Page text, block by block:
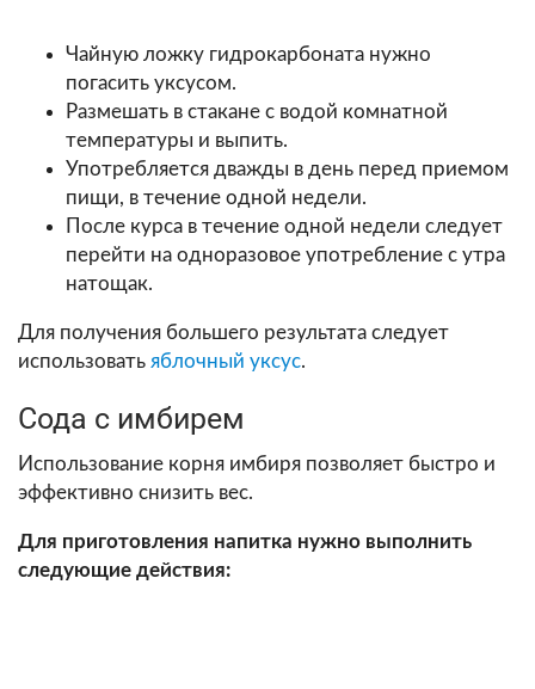
Чайную ложку гидрокарбоната нужно
погасить уксусом.
Размешать в стакане с водой комнатной
температуры и выпить.
Употребляется дважды в день перед приемом
пищи, в течение одной недели.
После курса в течение одной недели следует
перейти на одноразовое употребление с утра
натощак.
Для получения большего результата следует
использовать яблочный уксус.
Сода с имбирем
Использование корня имбиря позволяет быстро и
эффективно снизить вес.
Для приготовления напитка нужно выполнить
следующие действия: